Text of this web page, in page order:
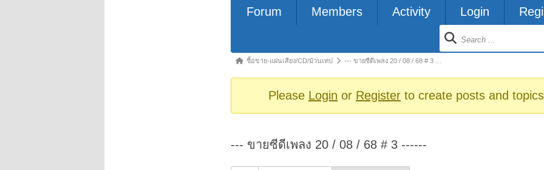
Forum
Forum Members Activity Login
Forum
breadcrumbs
ซื้อขาย-แผ่นเสียง/CD/ม้วนเทป --- ขายซีดีเพลง 20 / 08 / 68 # 3 …
Please Login or Registerto create posts and
--- ขายซีดีเพลง 20 / 08 / 68 # 3 ------